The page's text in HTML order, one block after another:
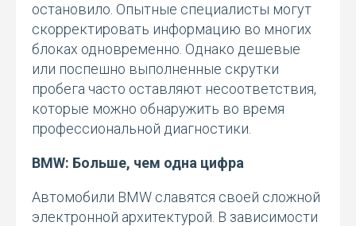
остановило. Опытные специалисты могут
скорректировать информацию во многих
блоках одновременно. Однако дешевые
или поспешно выполненные скрутки
пробега часто оставляют несоответствия,
которые можно обнаружить во время
профессиональной диагностики.
BMW: Больше, чем одна цифра
Автомобили BMW славятся своей сложной
электронной архитектурой. В зависимости